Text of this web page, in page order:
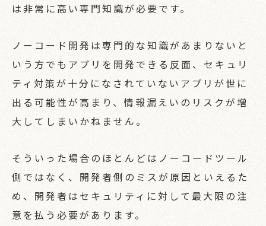
は非常に高い専門知識が必要です。
ノーコード開発は専門的な知識があまりないと
いう方でもアプリを開発できる反面、セキュリ
ティ対策が十分になされていないアプリが世に
出る可能性が高まり、情報漏えいのリスクが増
大してしまいかねません。
そういった場合のほとんどはノーコードツール
側ではなく、開発者側のミスが原因といえるた
め、開発者はセキュリティに対して最大限の注
意を払う必要があります。